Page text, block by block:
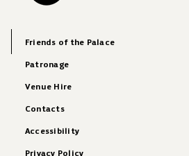
Friends of the Palace
Patronage
Venue Hire
Contacts
Accessibility
Privacy Policy